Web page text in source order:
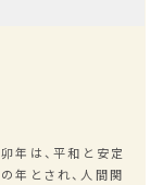
卯年は、平和と安定
の年とされ、人間関